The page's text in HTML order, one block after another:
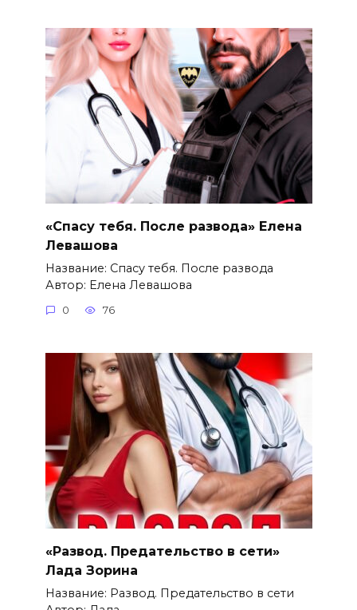
«Спасу тебя. После развода» Елена
Левашова
Название: Спасу тебя. После развода
Автор: Елена Левашова
0 76
«Развод. Предательство в сети»
Лада Зорина
Название: Развод. Предательство в сети